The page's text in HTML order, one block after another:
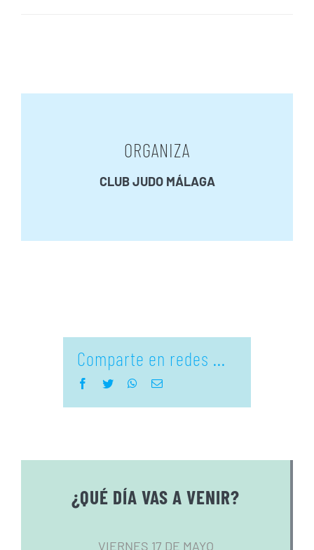
ORGANIZA
CLUB JUDO MÁLAGA
Comparte en redes ...
Facebook
TwitterWhatsApp
Correo
¿QUÉ DÍA VAS A VENIR?
VIERNES 17 DE MAYO